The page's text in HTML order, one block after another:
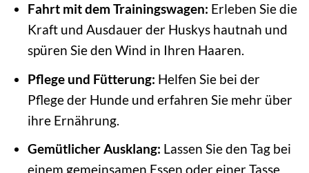
Fahrt mit dem Trainingswagen: Erleben Sie die
Kraft und Ausdauer der Huskys hautnah und
spüren Sie den Wind in Ihren Haaren.
Pflege und Fütterung: Helfen Sie bei der
Pflege der Hunde und erfahren Sie mehr über
ihre Ernährung.
Gemütlicher Ausklang: Lassen Sie den Tag bei
einem gemeinsamen Essen oder einer Tasse